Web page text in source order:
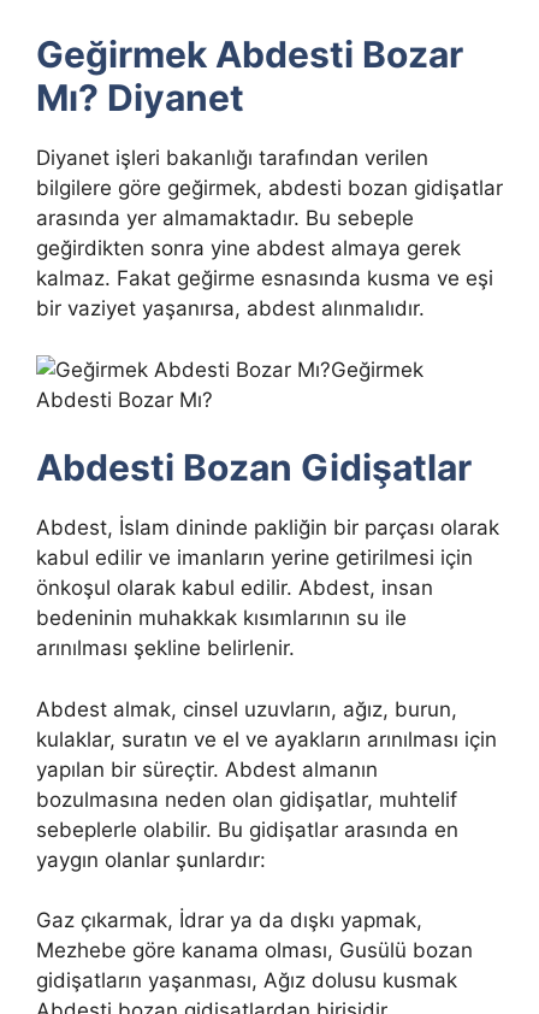
Geğirmek Abdesti Bozar
Mı? Diyanet
Diyanet işleri bakanlığı tarafından verilen
bilgilere göre geğirmek, abdesti bozan gidişatlar
arasında yer almamaktadır. Bu sebeple
geğirdikten sonra yine abdest almaya gerek
kalmaz. Fakat geğirme esnasında kusma ve eşi
bir vaziyet yaşanırsa, abdest alınmalıdır.
Geğirmek
Abdesti Bozar Mı?
Abdesti Bozan Gidişatlar
Abdest, İslam dininde pakliğin bir parçası olarak
kabul edilir ve imanların yerine getirilmesi için
önkoşul olarak kabul edilir. Abdest, insan
bedeninin muhakkak kısımlarının su ile
arınılması şekline belirlenir.
Abdest almak, cinsel uzuvların, ağız, burun,
kulaklar, suratın ve el ve ayakların arınılması için
yapılan bir süreçtir. Abdest almanın
bozulmasına neden olan gidişatlar, muhtelif
sebeplerle olabilir. Bu gidişatlar arasında en
yaygın olanlar şunlardır:
Gaz çıkarmak, İdrar ya da dışkı yapmak,
Mezhebe göre kanama olması, Gusülü bozan
gidişatların yaşanması, Ağız dolusu kusmak